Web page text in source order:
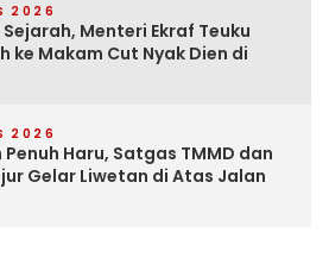
2026
Menteri Ekraf Teuku
ke Makam Cut Nyak Dien di
2026
Haru, Satgas TMMD dan
Gelar Liwetan di Atas Jalan